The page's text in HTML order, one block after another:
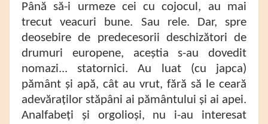
Până să-i urmeze cei cu cojocul, au mai
trecut veacuri bune. Sau rele. Dar, spre
deosebire de predecesorii deschizători de
drumuri europene, aceștia s-au dovedit
nomazi... statornici. Au luat (cu japca)
pământ și apă, cât au vrut, fără să le ceară
adevăraților stăpâni ai pământului și ai apei.
Analfabeți și orgolioși, nu i-au interesat